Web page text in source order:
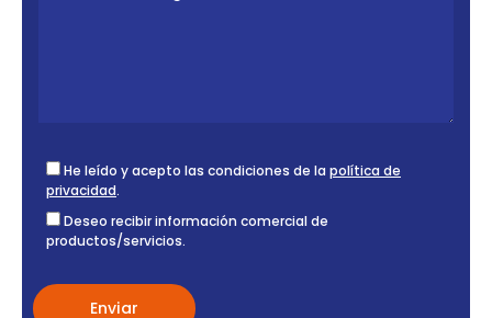
He leído y acepto las condiciones de la política de
privacidad.
Deseo recibir información comercial de
productos/servicios.